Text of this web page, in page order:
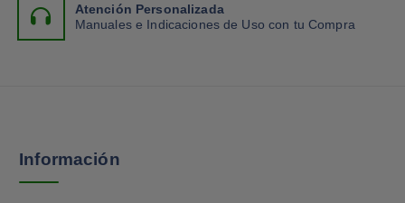
Atención Personalizada
Manuales e Indicaciones de Uso con tu Compra
Información